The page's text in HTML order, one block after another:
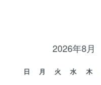
2026年8月
日 月 火 水 木